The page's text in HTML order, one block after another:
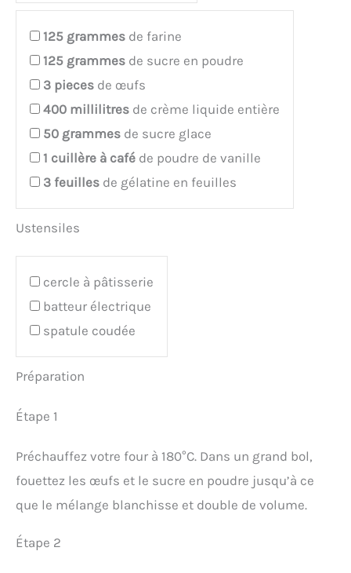
125 grammes de farine
125 grammes de sucre en poudre
3 pieces de œufs
400 millilitres de crème liquide entière
50 grammes de sucre glace
1 cuillère à café de poudre de vanille
3 feuilles de gélatine en feuilles
Ustensiles
cercle à pâtisserie
batteur électrique
spatule coudée
Préparation
Étape 1
Préchauffez votre four à 180°C. Dans un grand bol,
fouettez les œufs et le sucre en poudre jusqu’à ce
que le mélange blanchisse et double de volume.
Étape 2